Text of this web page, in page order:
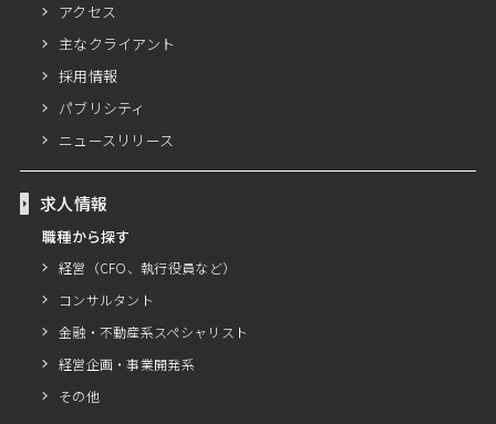
アクセス
主なクライアント
採用情報
パブリシティ
ニュースリリース
求人情報
職種から探す
経営（CFO、執行役員など）
コンサルタント
金融・不動産系スペシャリスト
経営企画・事業開発系
その他